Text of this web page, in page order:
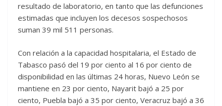
resultado de laboratorio, en tanto que las defunciones
estimadas que incluyen los decesos sospechosos
suman 39 mil 511 personas.
Con relación a la capacidad hospitalaria, el Estado de
Tabasco pasó del 19 por ciento al 16 por ciento de
disponibilidad en las últimas 24 horas, Nuevo León se
mantiene en 23 por ciento, Nayarit bajó a 25 por
ciento, Puebla bajó a 35 por ciento, Veracruz bajó a 36